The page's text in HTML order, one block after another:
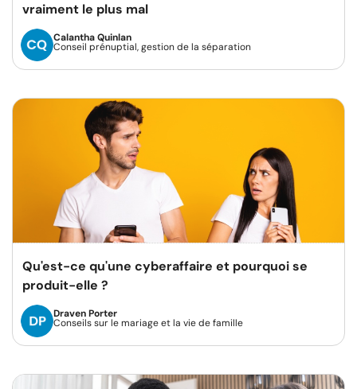
vraiment le plus mal
Calantha Quinlan
Conseil prénuptial, gestion de la séparation
Qu'est-ce qu'une cyberaffaire et pourquoi se
produit-elle ?
Draven Porter
Conseils sur le mariage et la vie de famille